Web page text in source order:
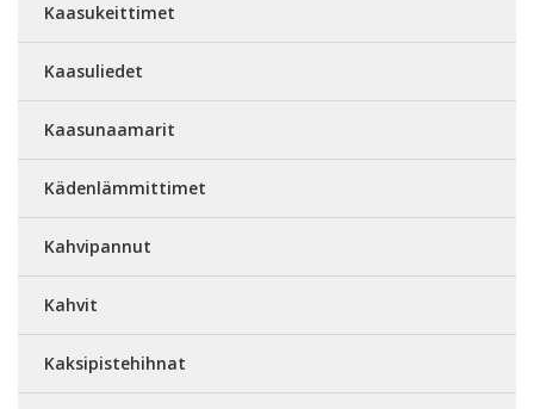
Kaasukeittimet
Kaasuliedet
Kaasunaamarit
Kädenlämmittimet
Kahvipannut
Kahvit
Kaksipistehihnat